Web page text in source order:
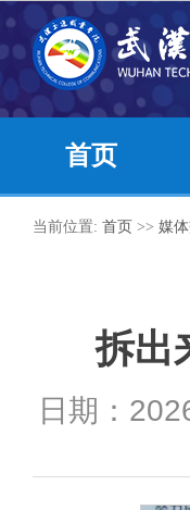
首页
当前位置: 首页 >> 媒
拆出
日期：